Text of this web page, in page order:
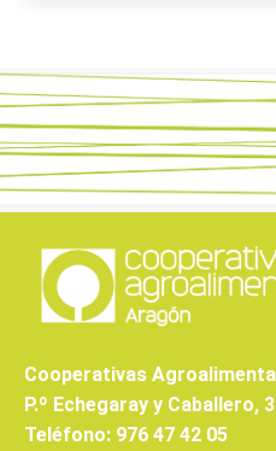
Cooperativas
P.º Echegaray y Caballero,
Teléfono: 976 47 42 05